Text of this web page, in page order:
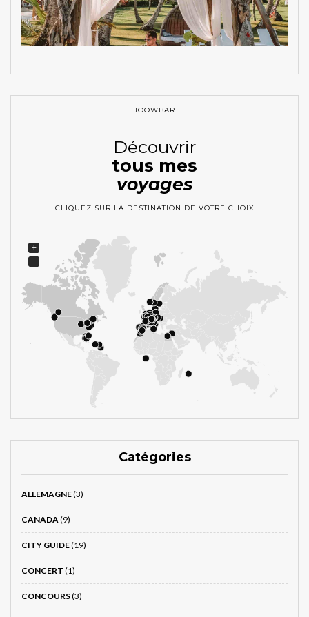
JOOWBAR
Découvrir
tous mes
voyages
CLIQUEZ SUR LA DESTINATION DE VOTRE CHOIX
+
−
Catégories
ALLEMAGNE(3)
CANADA (9)
CITY GUIDE(19)
CONCERT (1)
CONCOURS(3)